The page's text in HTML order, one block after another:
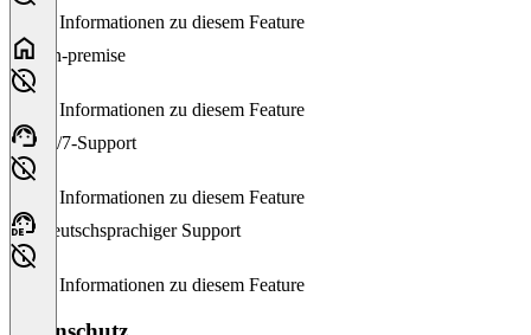
Keine Informationen zu diesem Feature
On-premise
Keine Informationen zu diesem Feature
24/7-Support
Keine Informationen zu diesem Feature
Deutschsprachiger Support
Keine Informationen zu diesem Feature